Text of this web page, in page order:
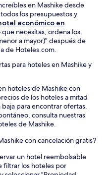
en Mashike desde
los presupuestos y
económico en
necesitas, ordena los
a mayor)" después de
de Hoteles.com.
para hoteles en Mashike y
hoteles de Mashike con
de los hoteles a mitad
para encontrar ofertas.
consulta nuestras
de Mashike.
con cancelación gratis?
un hotel reembolsable
filtrar los hoteles por